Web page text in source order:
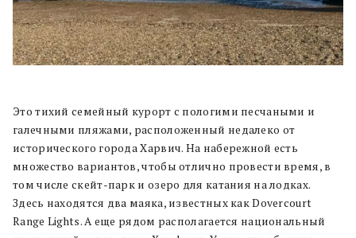
Это тихий семейный курорт с пологими песчаными и
галечными пляжами, расположенный недалеко от
исторического города Харвич. На набережной есть
множество вариантов, чтобы отлично провести время, в
том числе скейт-парк и озеро для катания на лодках.
Здесь находятся два маяка, известных как Dovercourt
Range Lights. А еще рядом располагается национальный